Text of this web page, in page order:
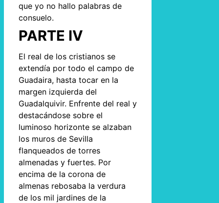
que yo no hallo palabras de
consuelo.
PARTE IV
El real de los cristianos se
extendía por todo el campo de
Guadaira, hasta tocar en la
margen izquierda del
Guadalquivir. Enfrente del real y
destacándose sobre el
luminoso horizonte se alzaban
los muros de Sevilla
flanqueados de torres
almenadas y fuertes. Por
encima de la corona de
almenas rebosaba la verdura
de los mil jardines de la